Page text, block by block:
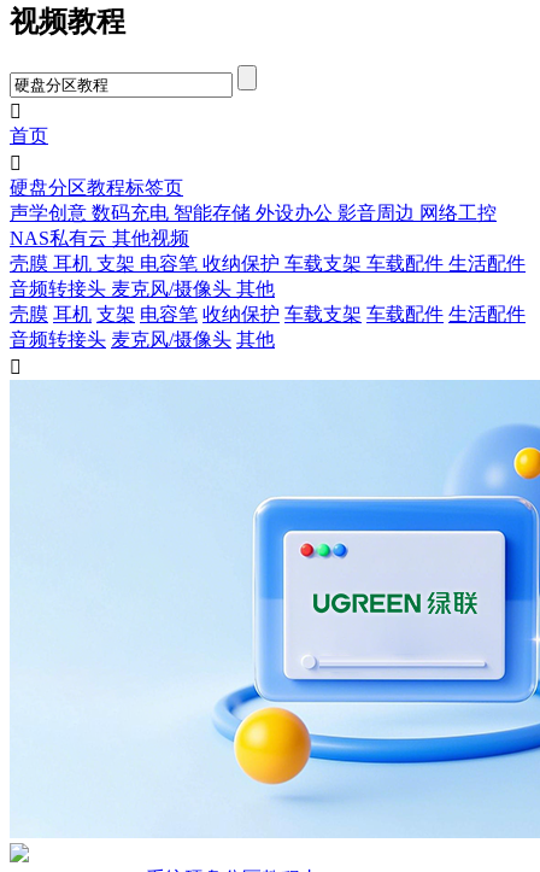
视频教程

首页

硬盘分区教程标签页
声学创意 数码充电 智能存储 外设办公 影音周边 网络工控
NAS私有云 其他视频
壳膜 耳机 支架 电容笔 收纳保护 车载支架 车载配件 生活配件
音频转接头 麦克风/摄像头 其他
壳膜 耳机 支架 电容笔 收纳保护 车载支架 车载配件 生活配件
音频转接头 麦克风/摄像头 其他
